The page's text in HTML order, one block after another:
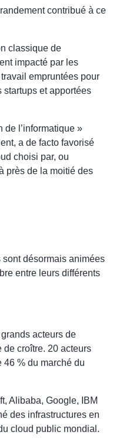
contribué à ce
classique de
impacté par les
empruntées pour
startups et apportées
de l’informatique »
a de facto favorisé
choisi par, ou
près de la moitié des
désormais animées
entre leurs différents
acteurs de
de croître. 20 acteurs
46 % du marché du
Alibaba, Google, IBM
des infrastructures en
cloud public mondial.